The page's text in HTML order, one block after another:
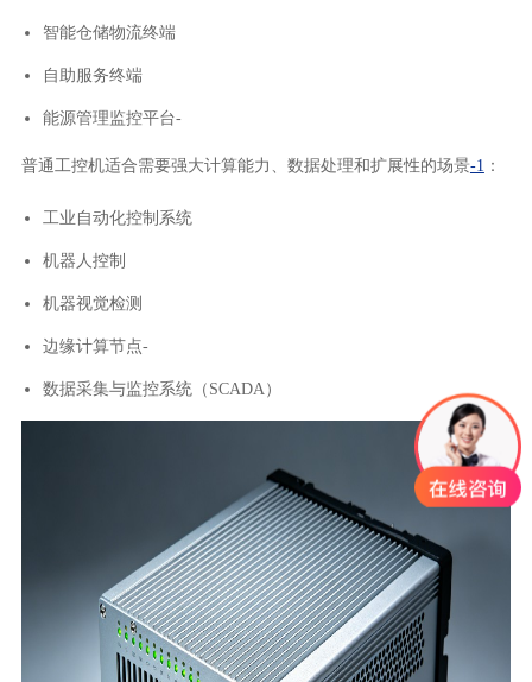
智能仓储物流终端
自助服务终端
能源管理监控平台-
普通工控机适合需要强大计算能力、数据处理和扩展性的场景-1 ：
工业自动化控制系统
机器人控制
机器视觉检测
边缘计算节点-
数据采集与监控系统（SCADA）